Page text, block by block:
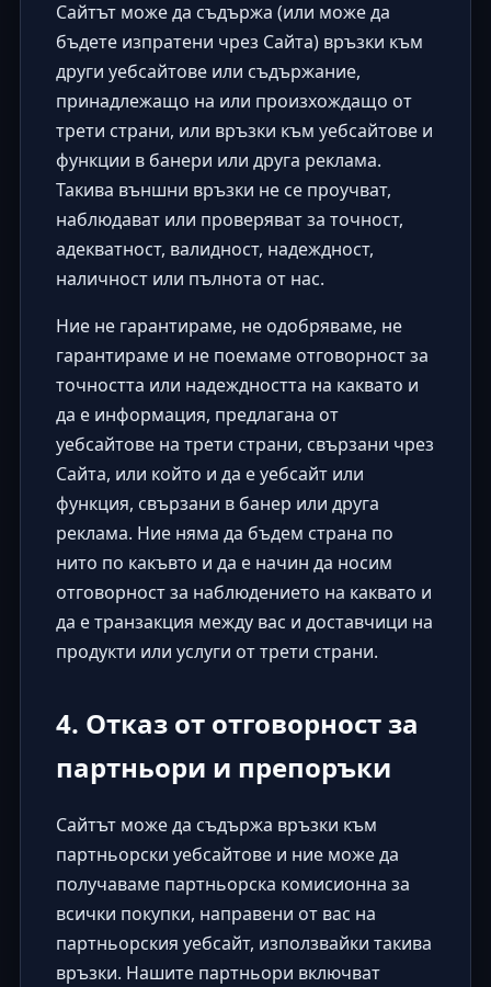
Сайтът може да съдържа (или може да
бъдете изпратени чрез Сайта) връзки към
други уебсайтове или съдържание,
принадлежащо на или произхождащо от
трети страни, или връзки към уебсайтове и
функции в банери или друга реклама.
Такива външни връзки не се проучват,
наблюдават или проверяват за точност,
адекватност, валидност, надеждност,
наличност или пълнота от нас.
Ние не гарантираме, не одобряваме, не
гарантираме и не поемаме отговорност за
точността или надеждността на каквато и
да е информация, предлагана от
уебсайтове на трети страни, свързани чрез
Сайта, или който и да е уебсайт или
функция, свързани в банер или друга
реклама. Ние няма да бъдем страна по
нито по какъвто и да е начин да носим
отговорност за наблюдението на каквато и
да е транзакция между вас и доставчици на
продукти или услуги от трети страни.
4. Отказ от отговорност за
партньори и препоръки
Сайтът може да съдържа връзки към
партньорски уебсайтове и ние може да
получаваме партньорска комисионна за
всички покупки, направени от вас на
партньорския уебсайт, използвайки такива
връзки. Нашите партньори включват